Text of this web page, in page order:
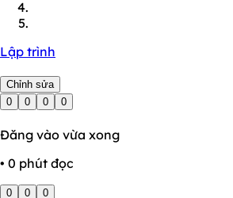
Lập trình
Chỉnh sửa
0
0 0 0
Đăng vào vừa xong
• 0 phút đọc
0 0 0